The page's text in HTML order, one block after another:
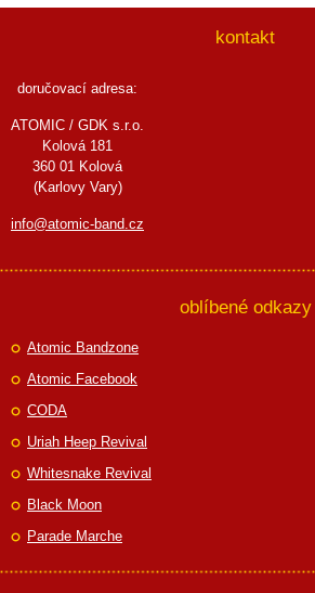
kontakt
doručovací adresa:
ATOMIC / GDK s.r.o.
Kolová 181
360 01 Kolová
(Karlovy Vary)
info@atomic-band.cz
oblíbené odkazy
Atomic Bandzone
Atomic Facebook
CODA
Uriah Heep Revival
Whitesnake Revival
Black Moon
Parade Marche